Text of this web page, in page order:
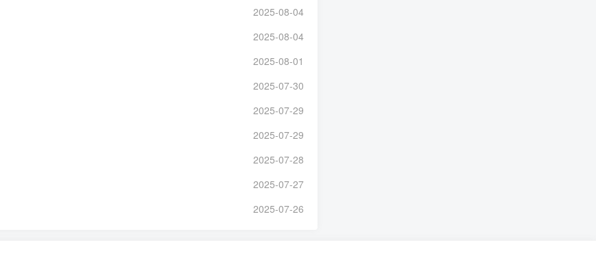
2025-08-04
2025-08-04
2025-08-01
2025-07-30
2025-07-29
2025-07-29
2025-07-28
2025-07-27
2025-07-26